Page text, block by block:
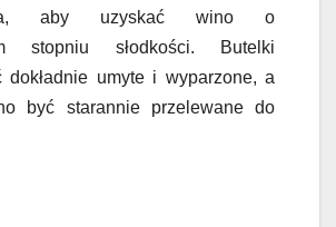
aby uzyskać wino o
stopniu słodkości. Butelki
dokładnie umyte i wyparzone, a
być starannie przelewane do